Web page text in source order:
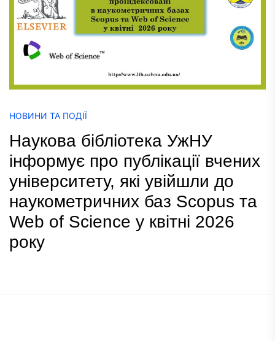
НОВИНИ ТА ПОДІЇ
Наукова бібліотека УжНУ
інформує про публікації вчених
університету, які увійшли до
наукометричних баз Scopus та
Web of Science у квітні 2026
року